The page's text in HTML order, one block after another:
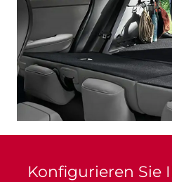
Konfigurieren Sie